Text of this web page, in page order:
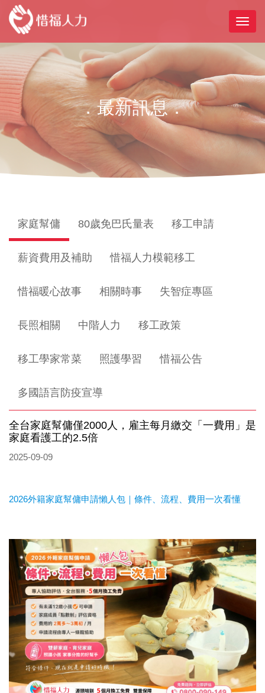
．最新訊息．
家庭幫傭 80歲免巴氏量表 移工申請
薪資費用及補助 惜福人力模範移工
惜福暖心故事 相關時事 失智症專區
長照相關 中階人力 移工政策
移工學家常菜 照護學習 惜福公告
多國語言防疫宣導
全台家庭幫傭僅2000人，雇主每月繳交「一費用」是
家庭看護工的2.5倍
2025-09-09
2026外籍家庭幫傭申請懶人包｜條件、流程、費用一次看懂